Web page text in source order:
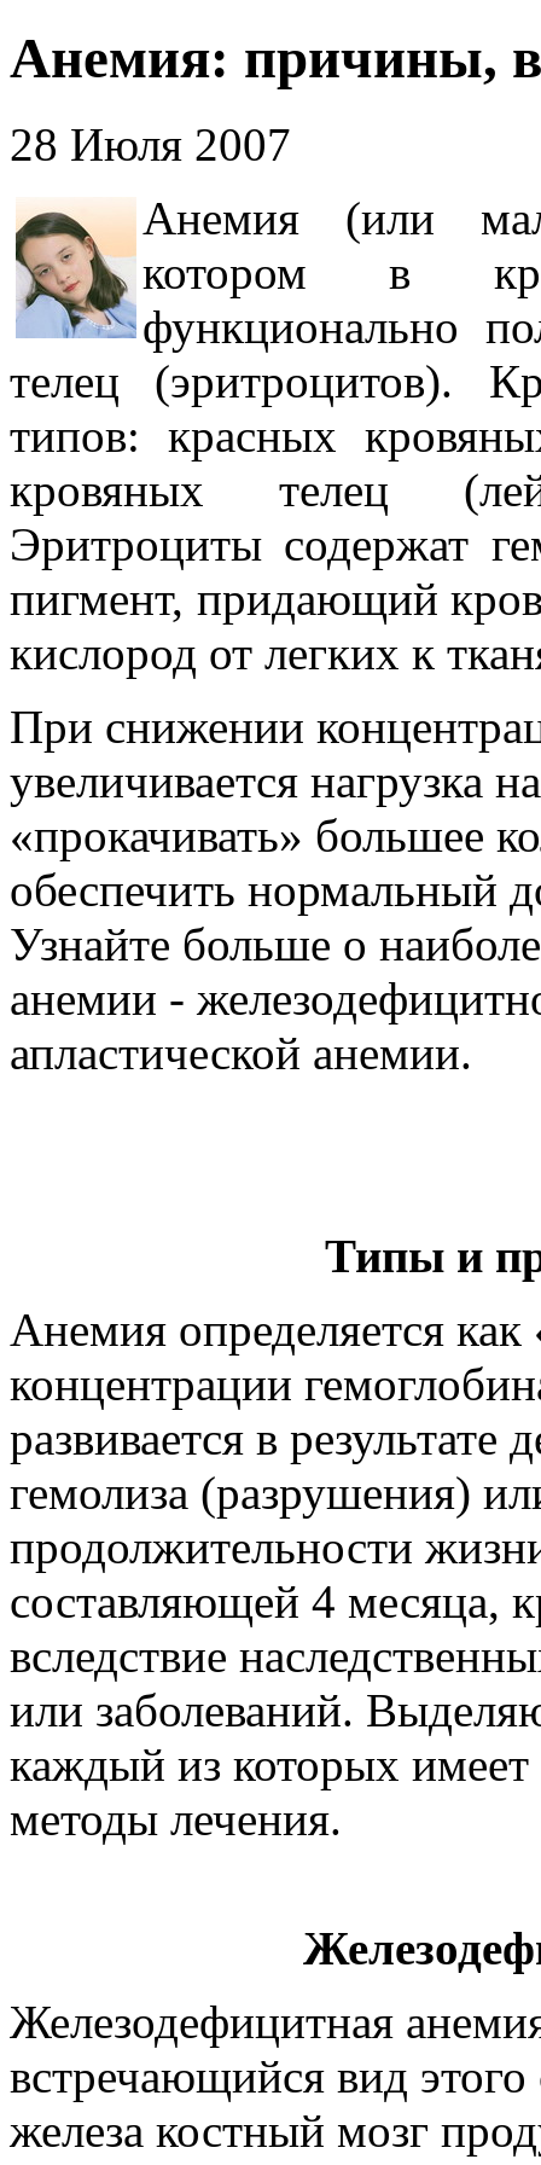
Анемия: причины,
28 Июля 2007
Анемия (или
котором в
функционально
телец (эритроцитов).
типов: красных
кровяных телец
Эритроциты содержат
пигмент, придающий
кислород от легких к
При снижении
увеличивается нагрузка
«прокачивать» большее
обеспечить нормальный
Узнайте больше о
анемии -
апластической анемии.
Типы и
Анемия определяется
концентрации
развивается в
гемолиза (разрушения)
продолжительности
составляющей 4 месяца,
вследствие
или заболеваний.
каждый из которых
методы лечения.
Железодефицитная
встречающийся вид
железа костный мозг